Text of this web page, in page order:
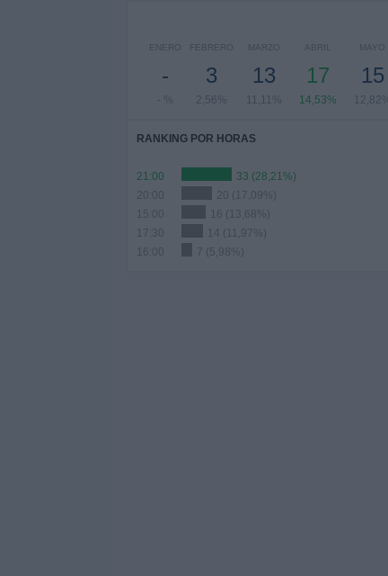
ENERO
-
- %
FEBRERO
3
2,56%
MARZO
13
11,11%
ABRIL
17
14,53%
MAYO
15
12,82%
RANKING POR HORAS
21:00
33 (28,21%)
20:00
20 (17,09%)
15:00
16 (13,68%)
17:30
14 (11,97%)
16:00
7 (5,98%)